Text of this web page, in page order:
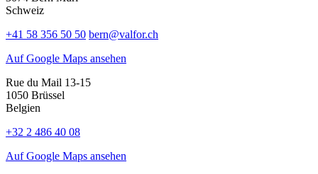
Schweiz
+41 58 356 50 50 bern@valfor.ch
Auf Google Maps ansehen
Rue du Mail 13-15
1050 Brüssel
Belgien
+32 2 486 40 08
Auf Google Maps ansehen